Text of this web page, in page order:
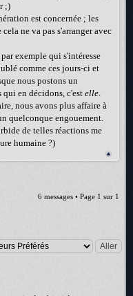
;)
est concernée ; les
ne va pas s'arranger avec
exemple qui s'intéresse
comme ces jours-ci et
nous postons un
qui en décidons, c'est elle.
nous avons plus affaire à
quelconque engouement.
de telles réactions me
humaine ?)
6 messages • Page 1 sur 1